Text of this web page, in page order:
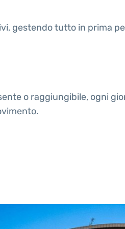
gestendo tutto in prima
o raggiungibile, ogni